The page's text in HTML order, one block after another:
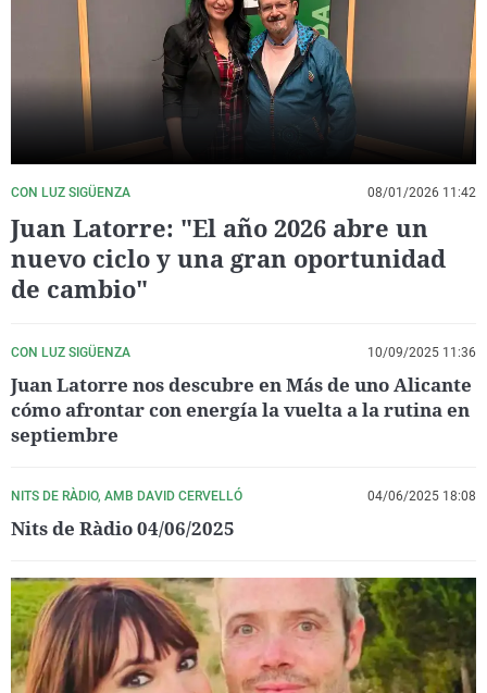
La rosa de los vientos
Gente viajera
Como el perro y el
Caso
Retornados
Equipo de
Operación Viuda
Extremadura
Galicia
La Rioja
Navarra
País Vasco
Virales
Televisión
Elecciones
CON LUZ SIGÜENZA 08/01/2026 11:42
Juan Latorre: "El año 2026 abre un
nuevo ciclo y una gran oportunidad
de cambio"
CON LUZ SIGÜENZA 10/09/2025 11:36
Juan Latorre nos descubre en Más de uno Alicante
cómo afrontar con energía la vuelta a la rutina en
septiembre
NITS DE RÀDIO, AMB DAVID CERVELLÓ 04/06/2025 18:08
Nits de Ràdio 04/06/2025